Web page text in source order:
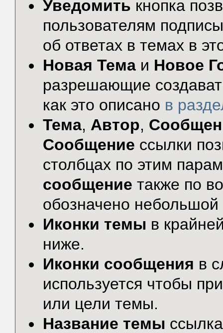
Уведомить кнопка
пользователям
об ответах в темах в
Новая Тема и Новое
разрешающие
как это описано в
Тема, Автор,
Сообщение ссылки
столбцах по этим
сообщение также по
обозначено небольшой
Иконки темы в
ниже.
Иконки сообщения в
используется чтобы
или цели темы.
Название темы